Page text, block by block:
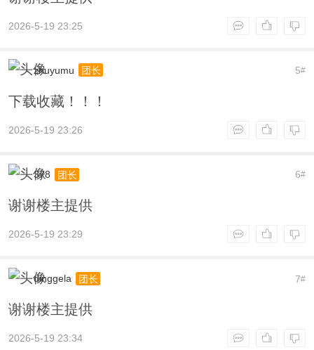
2026-5-19 23:25
5#
zhuyumu 团长
下载收藏！！！
2026-5-19 23:26
6#
378 团长
谢谢楼主提供
2026-5-19 23:29
7#
dinggela 团长
谢谢楼主提供
2026-5-19 23:34